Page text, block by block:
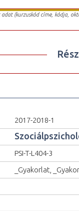
(kurzuskód címe, kódja,
2017-2018-1
PSI-T-L404-3
_Gyakorlat,